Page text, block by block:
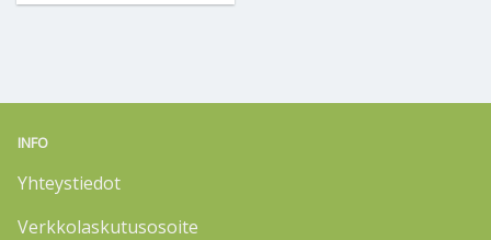
INFO
Yhteystiedot
Verkkolaskutusosoite